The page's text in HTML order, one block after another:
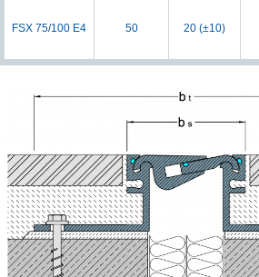
FSX 75/100 E4 50 20 (±10)